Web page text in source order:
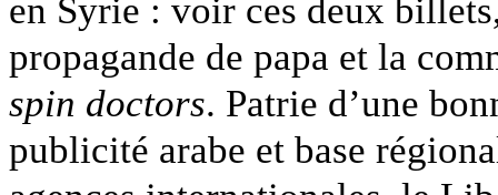
en Syrie : voir ces deux
propagande de papa et la
spin doctors. Patrie d’une
publicité arabe et base